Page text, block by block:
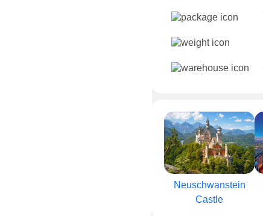
Neuschwanstein
Castle